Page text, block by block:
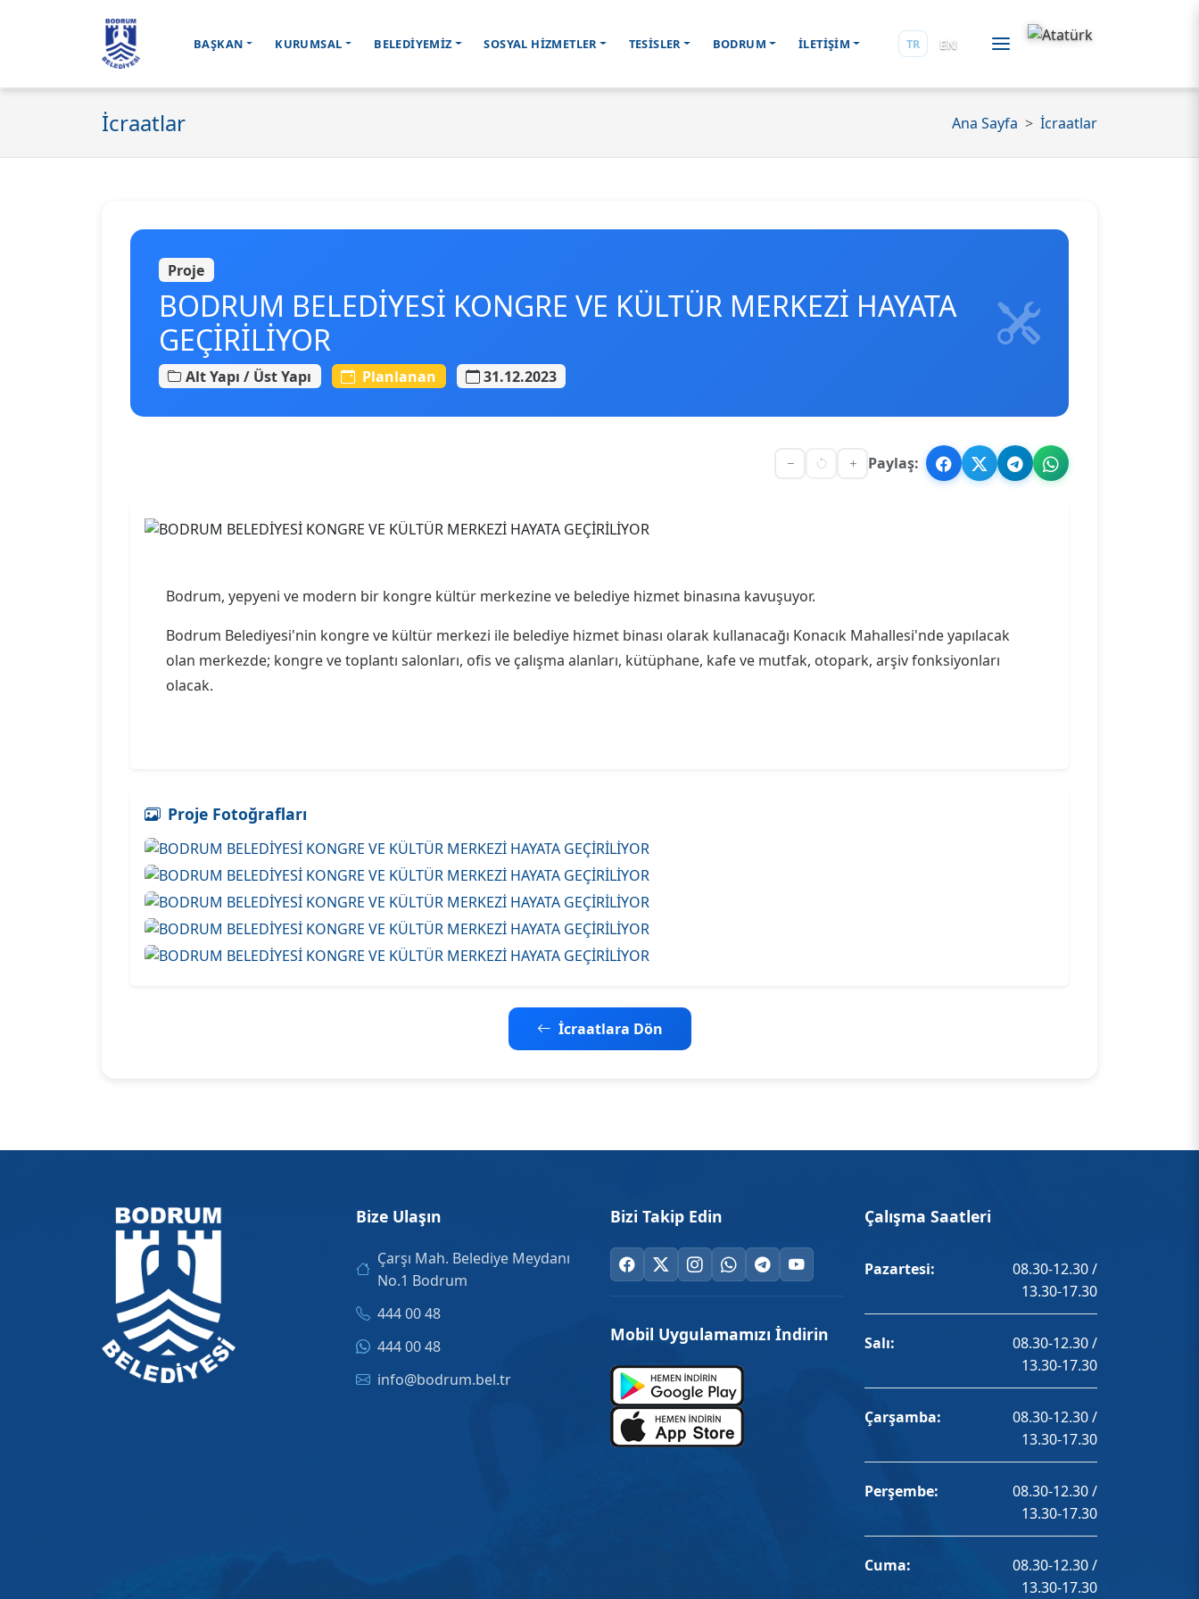
BAŞKAN KURUMSAL BELEDİYEMİZ SOSYAL HİZMETLER TESİSLER BODRUM İLETİŞİM TR EN
İcraatlar Ana Sayfa İcraatlar
Proje
BODRUM BELEDİYESİ KONGRE VE KÜLTÜR MERKEZİ HAYATA
GEÇİRİLİYOR
Alt Yapı / Üst Yapı Planlanan 31.12.2023
Paylaş:
Bodrum, yepyeni ve modern bir kongre kültür merkezine ve belediye hizmet binasına kavuşuyor.
Bodrum Belediyesi'nin kongre ve kültür merkezi ile belediye hizmet binası olarak kullanacağı Konacık Mahallesi'nde yapılacak
olan merkezde; kongre ve toplantı salonları, ofis ve çalışma alanları, kütüphane, kafe ve mutfak, otopark, arşiv fonksiyonları
olacak.
Proje Fotoğrafları
İcraatlara Dön
Bize Ulaşın
Çarşı Mah. Belediye Meydanı
No.1 Bodrum
444 00 48
444 00 48
info@bodrum.bel.tr
Bizi Takip Edin
Mobil Uygulamamızı İndirin
Çalışma Saatleri
Pazartesi:
08.30-12.30 /
13.30-17.30
Salı:
08.30-12.30 /
13.30-17.30
Çarşamba:
08.30-12.30 /
13.30-17.30
Perşembe:
08.30-12.30 /
13.30-17.30
Cuma:
08.30-12.30 /
13.30-17.30